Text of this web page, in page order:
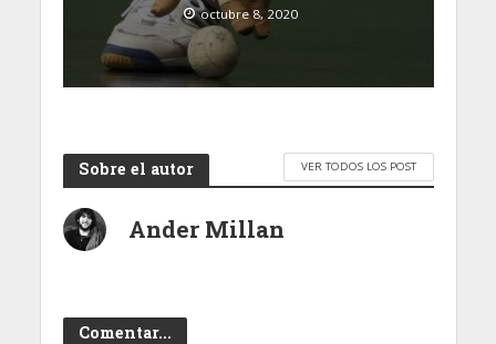
octubre 8, 2020
Sobre el autor VER TODOS LOS POST
Ander Millan
Comentar...